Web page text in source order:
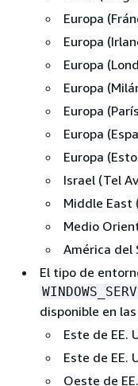
Europa
Europa
Europa
Europa
Europa
Europa
Europa
Israel (Tel
Middle East
Medio
América del
El tipo de
disponible en
Este de EE.
Este de EE.
Oeste de